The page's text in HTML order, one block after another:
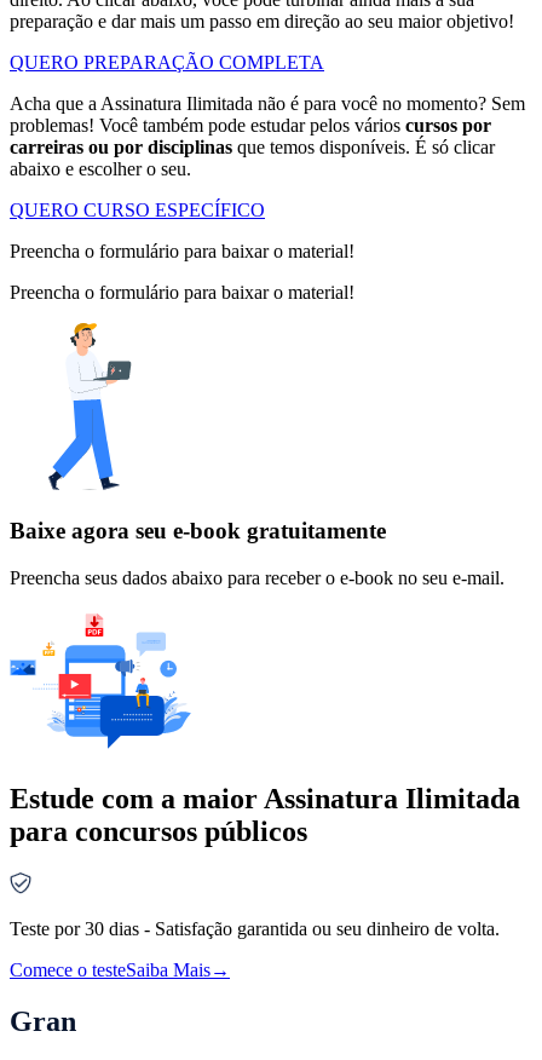
preparação e dar mais um passo em direção ao seu maior objetivo!
QUERO PREPARAÇÃO COMPLETA
Acha que a Assinatura Ilimitada não é para você no momento? Sem
problemas! Você também pode estudar pelos vários cursos por
carreiras ou por disciplinas que temos disponíveis. É só clicar
abaixo e escolher o seu.
QUERO CURSO ESPECÍFICO
Preencha o formulário para baixar o material!
Preencha o formulário para baixar o material!
Baixe agora seu e-book gratuitamente
Preencha seus dados abaixo para receber o e-book no seu e-mail.
Estude com a maior Assinatura Ilimitada
para concursos públicos
Teste por 30 dias - Satisfação garantida ou seu dinheiro de volta.
Comece o testeSaiba Mais→
Gran